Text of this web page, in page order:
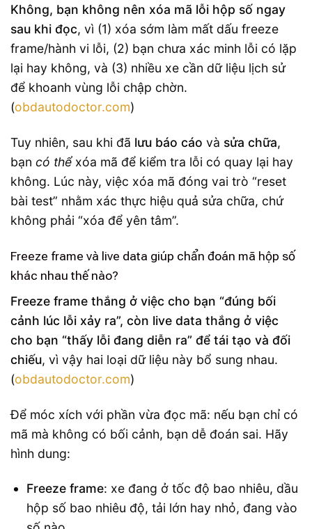
Không, bạn không nên xóa mã lỗi hộp số ngay
sau khi đọc, vì (1) xóa sớm làm mất dấu freeze
frame/hành vi lỗi, (2) bạn chưa xác minh lỗi có lặp
lại hay không, và (3) nhiều xe cần dữ liệu lịch sử
để khoanh vùng lỗi chập chờn.
(obdautodoctor.com)
Tuy nhiên, sau khi đã lưu báo cáo và sửa chữa,
bạn có thểxóa mã để kiểm tra lỗi có quay lại hay
không. Lúc này, việc xóa mã đóng vai trò “reset
bài test” nhằm xác thực hiệu quả sửa chữa, chứ
không phải “xóa để yên tâm”.
Freeze frame và live data giúp chẩn đoán mã hộp số
khác nhau thế nào?
Freeze frame thắng ở việc cho bạn “đúng bối
cảnh lúc lỗi xảy ra”, còn live data thắng ở việc
cho bạn “thấy lỗi đang diễn ra” để tái tạo và đối
chiếu, vì vậy hai loại dữ liệu này bổ sung nhau.
(obdautodoctor.com)
Để móc xích với phần vừa đọc mã: nếu bạn chỉ có
mã mà không có bối cảnh, bạn dễ đoán sai. Hãy
hình dung:
Freeze frame: xe đang ở tốc độ bao nhiêu, dầu
hộp số bao nhiêu độ, tải lớn hay nhỏ, đang vào